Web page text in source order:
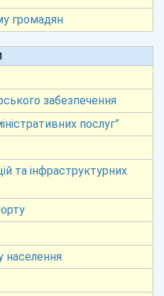
громадян
забезпечення
послуг”
та інфраструктурних
населення